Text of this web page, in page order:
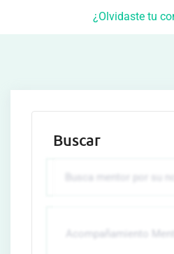
¿Olvidaste tu
Buscar